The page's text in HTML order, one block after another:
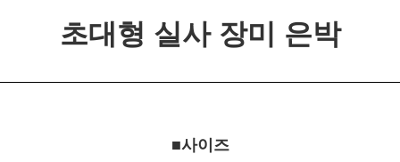
초대형 실사 장미 은박
■사이즈